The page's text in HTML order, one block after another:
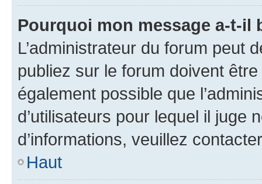
Pourquoi mon message a-t-il
L’administrateur du forum peut
publiez sur le forum doivent
également possible que
d’utilisateurs pour lequel il juge
d’informations, veuillez
Haut